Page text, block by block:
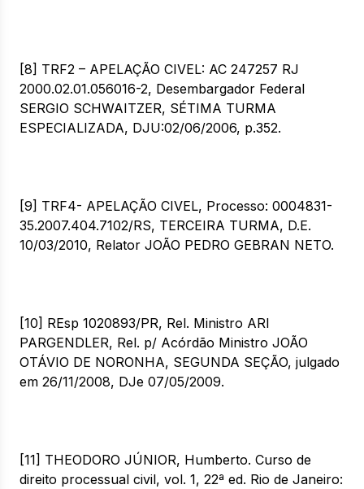
[8] TRF2 – APELAÇÃO CIVEL: AC 247257 RJ
2000.02.01.056016-2, Desembargador Federal
SERGIO SCHWAITZER, SÉTIMA TURMA
ESPECIALIZADA, DJU:02/06/2006, p.352.
[9] TRF4- APELAÇÃO CIVEL, Processo: 0004831-
35.2007.404.7102/RS, TERCEIRA TURMA, D.E.
10/03/2010, Relator JOÃO PEDRO GEBRAN NETO.
[10] REsp 1020893/PR, Rel. Ministro ARI
PARGENDLER, Rel. p/ Acórdão Ministro JOÃO
OTÁVIO DE NORONHA, SEGUNDA SEÇÃO, julgado
em 26/11/2008, DJe 07/05/2009.
[11] THEODORO JÚNIOR, Humberto. Curso de
direito processual civil, vol. 1, 22ª ed. Rio de Janeiro: